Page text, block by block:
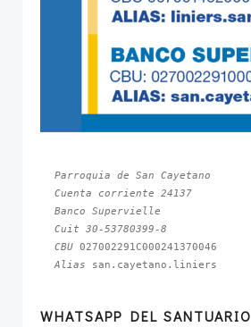
Parroquia de San Cayetano
Cuenta corriente 24137
Banco Supervielle
Cuit 30-53780399-8
CBU
Alias san.cayetano.liniers
WHATSAPP DEL SANTUARIO